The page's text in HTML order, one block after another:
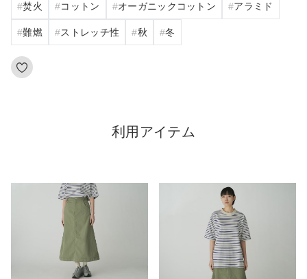
焚火 コットン オーガニックコットン アラミド
難燃 ストレッチ性 秋 冬
利用アイテム